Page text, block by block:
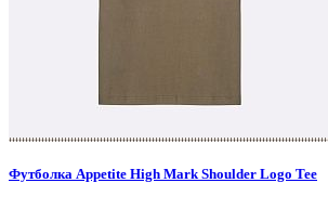
Футболка Appetite High Mark Shoulder Logo Tee